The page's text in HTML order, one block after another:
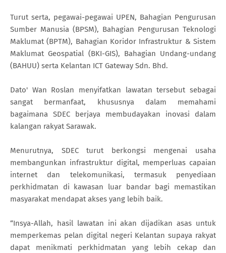
Turut serta, pegawai-pegawai UPEN, Bahagian Pengurusan
Sumber Manusia (BPSM), Bahagian Pengurusan Teknologi
Maklumat (BPTM), Bahagian Koridor Infrastruktur & Sistem
Maklumat Geospatial (BKI-GIS), Bahagian Undang-undang
(BAHUU) serta Kelantan ICT Gateway Sdn. Bhd.
Dato' Wan Roslan menyifatkan lawatan tersebut sebagai
sangat bermanfaat, khususnya dalam memahami
bagaimana SDEC berjaya membudayakan inovasi dalam
kalangan rakyat Sarawak.
Menurutnya, SDEC turut berkongsi mengenai usaha
membangunkan infrastruktur digital, memperluas capaian
internet dan telekomunikasi, termasuk penyediaan
perkhidmatan di kawasan luar bandar bagi memastikan
masyarakat mendapat akses yang lebih baik.
“Insya-Allah, hasil lawatan ini akan dijadikan asas untuk
memperkemas pelan digital negeri Kelantan supaya rakyat
dapat menikmati perkhidmatan yang lebih cekap dan